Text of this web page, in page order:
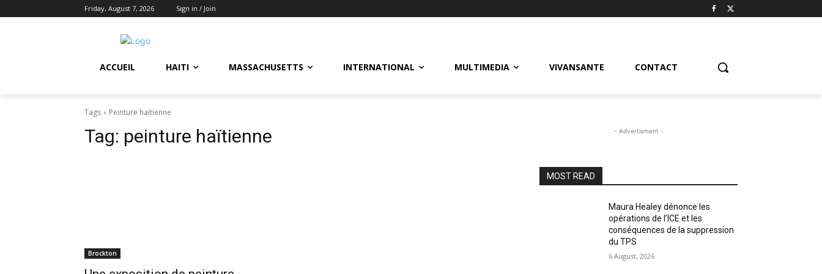
Friday, August 7, 2026 Sign in / Join
ACCUEIL HAITI MASSACHUSETTS INTERNATIONAL MULTIMEDIA VIVANSANTE CONTACT
Tags Peinture haïtienne
Tag: peinture haïtienne
Brockton
- Advertisment -
MOST READ
Maura Healey dénonce les
opérations de l’ICE et les
conséquences de la suppression
du TPS
6 August, 2026